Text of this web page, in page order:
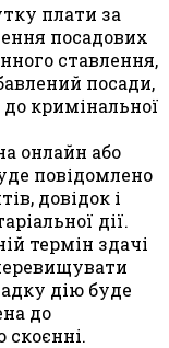
плати за
посадових
ставлення,
посади,
до кримінальної
онлайн або
повідомлено
довідок і
дії.
термін здачі
дію буде
до
скоєнні.